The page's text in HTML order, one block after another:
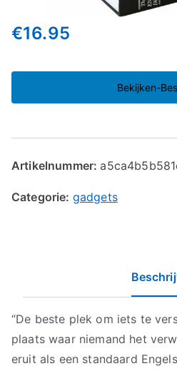
€16.95
Bekijken-
Artikelnummer:
Categorie: gadgets
“De beste plek om iets te
plaats waar niemand het
eruit als een standaard